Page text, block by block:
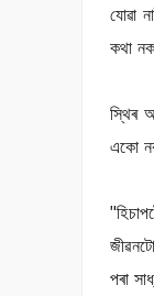
যোৱা
কথা
স্থিৰ
একো
পৰা